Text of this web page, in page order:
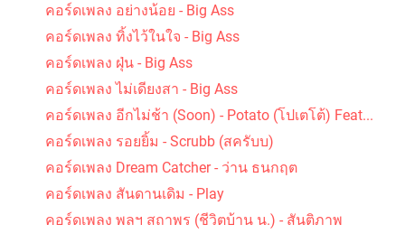
คอร์ดเพลง อย่างน้อย - Big Ass
คอร์ดเพลง ทิ้งไว้ในใจ - Big Ass
คอร์ดเพลง ฝุ่น - Big Ass
คอร์ดเพลง ไม่เดียงสา - Big Ass
คอร์ดเพลง อีกไม่ช้า (Soon) - Potato (โปเตโต้) Feat...
คอร์ดเพลง รอยยิ้ม - Scrubb (สครับบ)
คอร์ดเพลง Dream Catcher - ว่าน ธนกฤต
คอร์ดเพลง สันดานเดิม - Play
คอร์ดเพลง พลฯ สถาพร (ชีวิตบ้าน น.) - สันติภาพ